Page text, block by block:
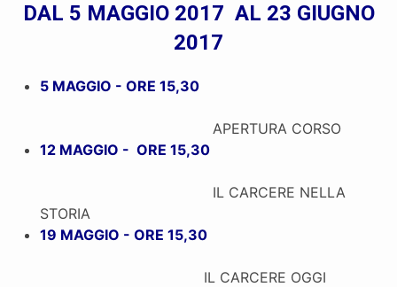
DAL 5 MAGGIO 2017 AL 23 GIUGNO
2017
5 MAGGIO - ORE 15,30
APERTURA CORSO
12 MAGGIO - ORE 15,30
IL CARCERE NELLA
STORIA
19 MAGGIO - ORE 15,30
IL CARCERE OGGI